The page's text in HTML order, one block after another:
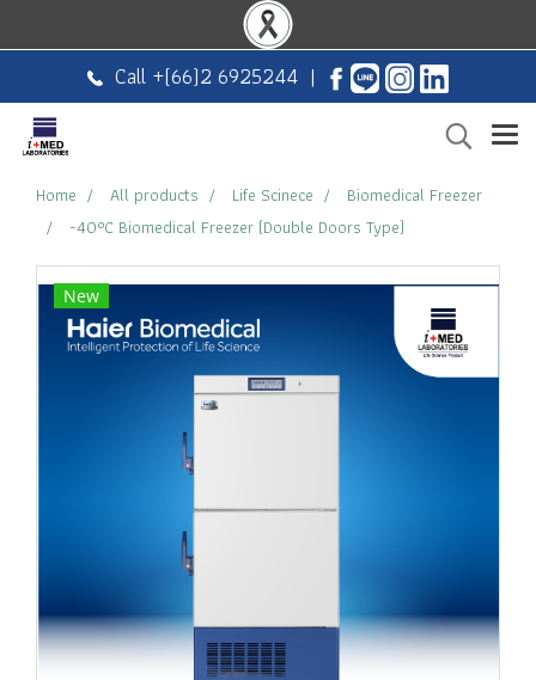
Call +(66)2 6925244 |
Home All products Life Scinece
Biomedical Freezer
-40°C Biomedical Freezer (Double Doors Type)
New